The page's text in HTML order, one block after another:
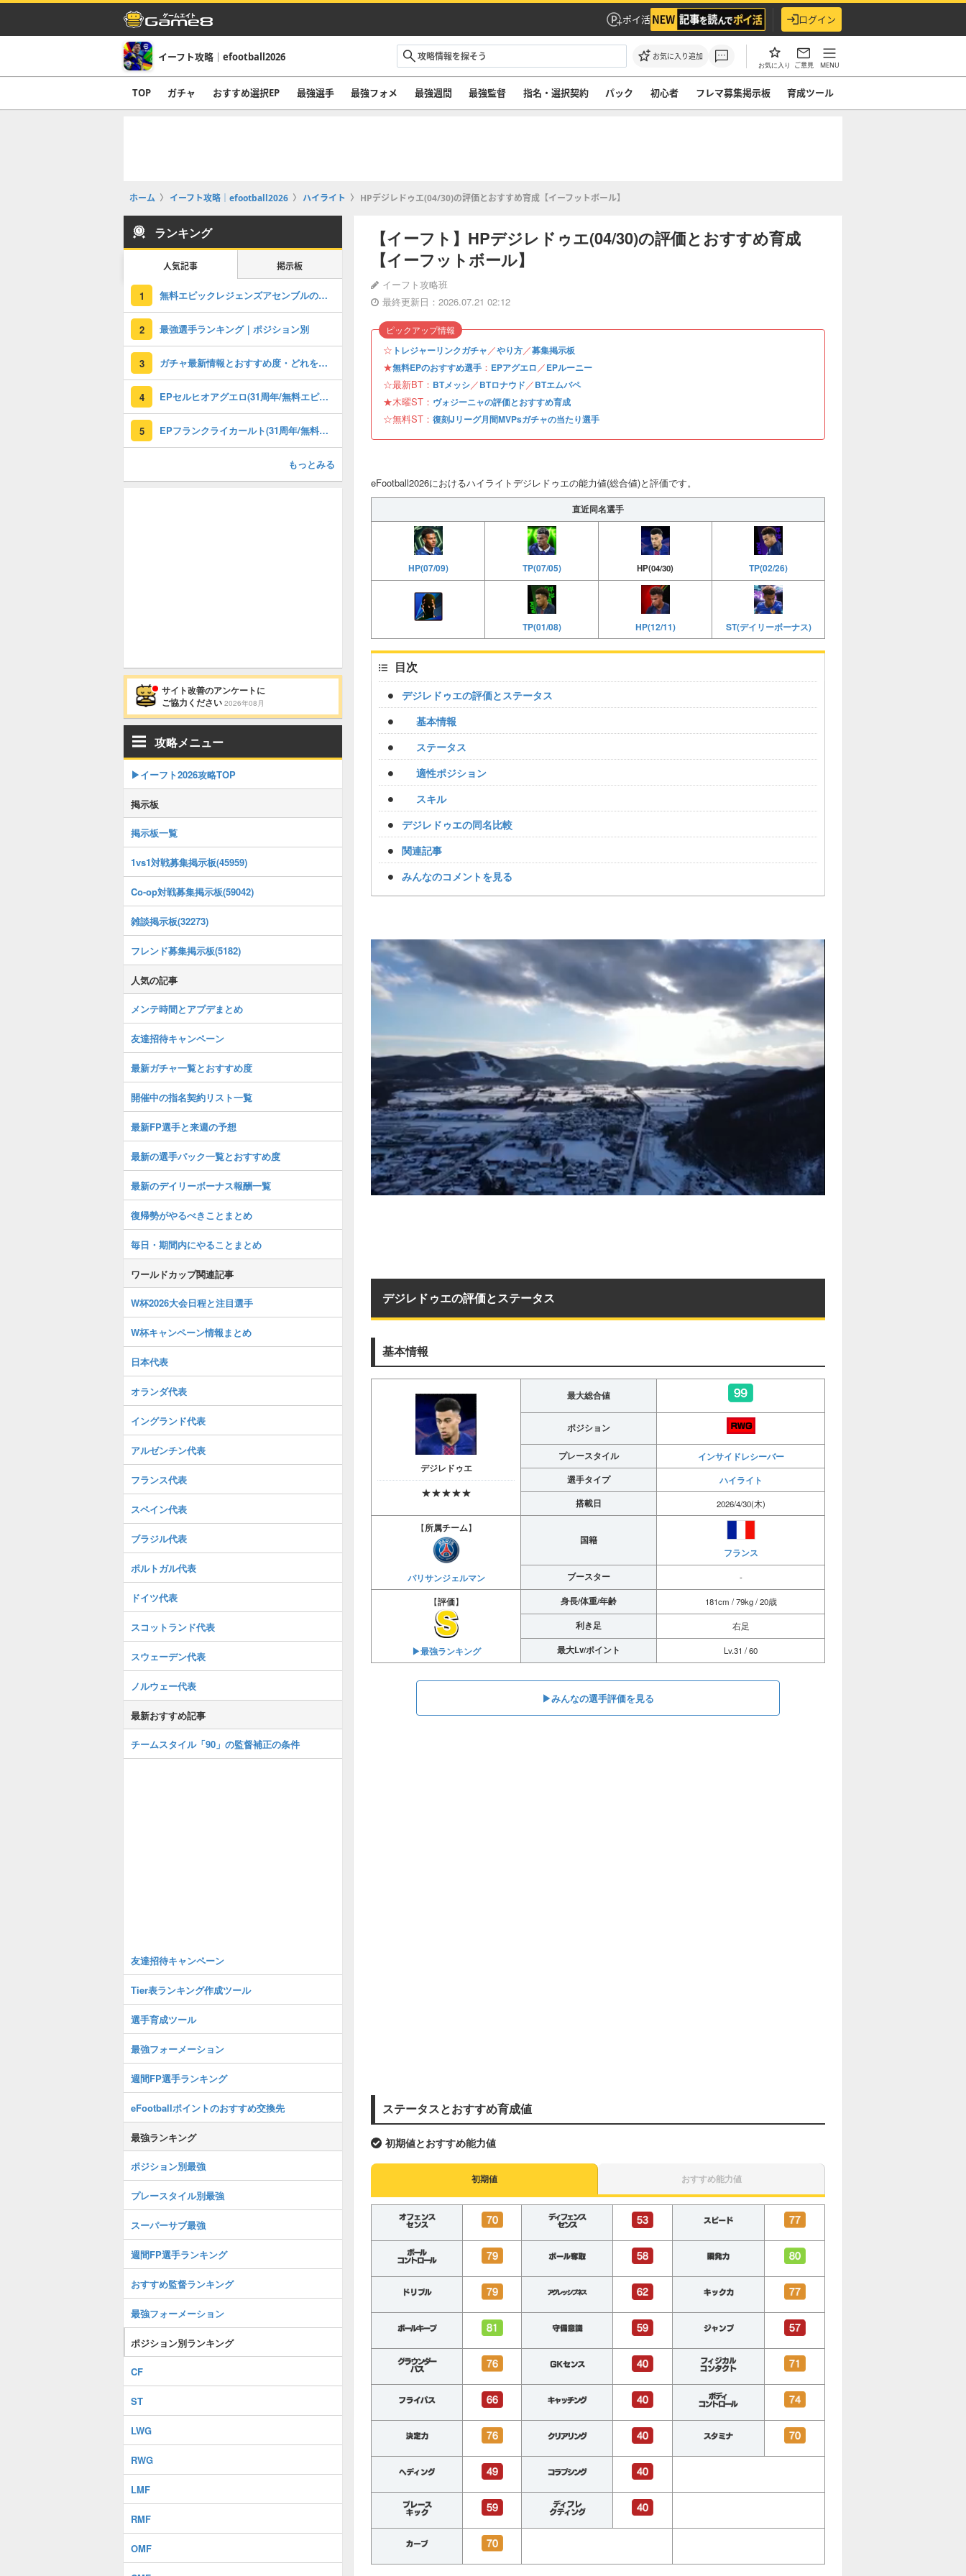
ポイ活 ログイン
イーフト攻略｜efootball2026 お気に入り追加
お気に入り ご意見 MENU
TOP ガチャ おすすめ選択EP 最強選手 最強フォメ 最強週間 最強監督 指名・選択契約 パック 初心者 フレマ募集掲示板 育成ツール
ホーム イーフト攻略｜efootball2026 ハイライト HPデジレドゥエ(04/30)の評価とおすすめ育成【イーフットボール】
【イーフト】HPデジレドゥエ(04/30)の評価とおすすめ育成
【イーフットボール】
イーフト攻略班
最終更新日：2026.07.21 02:12
☆ トレジャーリンクガチャ／やり方／募集掲示板
★無料EPのおすすめ選手 ： EPアグエロ／EPルーニー
☆最新BT： BTメッシ／BTロナウド／BTエムバペ
★木曜ST： ヴォジーニャの評価とおすすめ育成
☆無料ST： 復刻Jリーグ月間MVPsガチャの当たり選手
ピックアップ情報
eFootball2026におけるハイライトデジレドゥエの能力値(総合値)と評価です。
直近同名選手
HP(07/09) TP(07/05) HP(04/30) TP(02/26)
TP(01/08) HP(12/11) ST(デイリーボーナス)
目次
デジレドゥエの評価とステータス
基本情報
ステータス
適性ポジション
スキル
デジレドゥエの同名比較
関連記事
みんなのコメントを見る
デジレドゥエの評価とステータス
基本情報
デジレドゥエ
★★★★★
最大総合値
ポジション
プレースタイル インサイドレシーバー
選手タイプ ハイライト
搭載日 2026/4/30(木)
【所属チーム】
パリサンジェルマン
国籍
フランス
ブースター -
【評価】
▶︎最強ランキング
身長/体重/年齢 181cm / 79kg / 20歳
利き足 右足
最大Lv/ポイント Lv.31 / 60
▶︎みんなの選手評価を見る
ステータスとおすすめ育成値
初期値とおすすめ能力値
初期値 おすすめ能力値
ランキング
人気記事 掲示板
1 無料エピックレジェンズアセンブルのおすすめ選択(当たり)選手ランキングと引き方
2 最強選手ランキング｜ポジション別
3 ガチャ最新情報とおすすめ度・どれを引くべき？
4 EPセルヒオアグエロ(31周年/無料エピック)の評価とおすすめ育成・スキル追加
5 EPフランクライカールト(31周年/無料エピック)の評価とおすすめ育成・スキル追加
もっとみる
サイト改善のアンケートに
ご協力ください 2026年08月
攻略メニュー
▶イーフト2026攻略TOP
掲示板
掲示板一覧
1vs1対戦募集掲示板(45959)
Co-op対戦募集掲示板(59042)
雑談掲示板(32273)
フレンド募集掲示板(5182)
人気の記事
メンテ時間とアプデまとめ
友達招待キャンペーン
最新ガチャ一覧とおすすめ度
開催中の指名契約リスト一覧
最新FP選手と来週の予想
最新の選手パック一覧とおすすめ度
最新のデイリーボーナス報酬一覧
復帰勢がやるべきことまとめ
毎日・期間内にやることまとめ
ワールドカップ関連記事
W杯2026大会日程と注目選手
W杯キャンペーン情報まとめ
日本代表
オランダ代表
イングランド代表
アルゼンチン代表
フランス代表
スペイン代表
ブラジル代表
ポルトガル代表
ドイツ代表
スコットランド代表
スウェーデン代表
ノルウェー代表
最新おすすめ記事
チームスタイル「90」の監督補正の条件
友達招待キャンペーン
Tier表ランキング作成ツール
選手育成ツール
最強フォーメーション
週間FP選手ランキング
eFootballポイントのおすすめ交換先
最強ランキング
ポジション別最強
プレースタイル別最強
スーパーサブ最強
週間FP選手ランキング
おすすめ監督ランキング
最強フォーメーション
ポジション別ランキング
CF
ST
LWG
RWG
LMF
RMF
OMF